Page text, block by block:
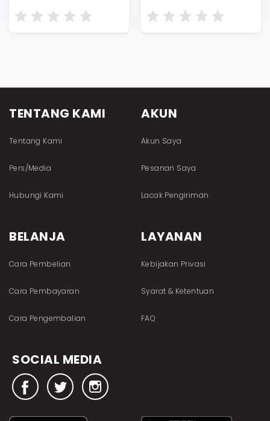
TENTANG KAMI
Tentang Kami
Pers/Media
Hubungi Kami
AKUN
Akun Saya
Pesanan Saya
Lacak Pengiriman
BELANJA
Cara Pembelian
Cara Pembayaran
Cara Pengembalian
LAYANAN
Kebijakan Privasi
Syarat & Ketentuan
FAQ
SOCIAL MEDIA